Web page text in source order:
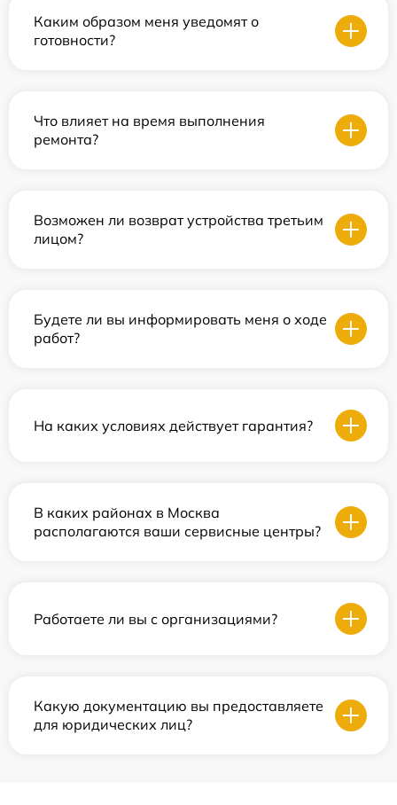
Каким образом меня уведомят о
готовности?
Что влияет на время выполнения
ремонта?
Возможен ли возврат устройства третьим
лицом?
Будете ли вы информировать меня о ходе
работ?
На каких условиях действует гарантия?
В каких районах в Москва
располагаются ваши сервисные центры?
Работаете ли вы с организациями?
Какую документацию вы предоставляете
для юридических лиц?